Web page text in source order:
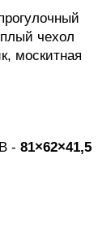
чехол
москитная
- 81×62×41,5